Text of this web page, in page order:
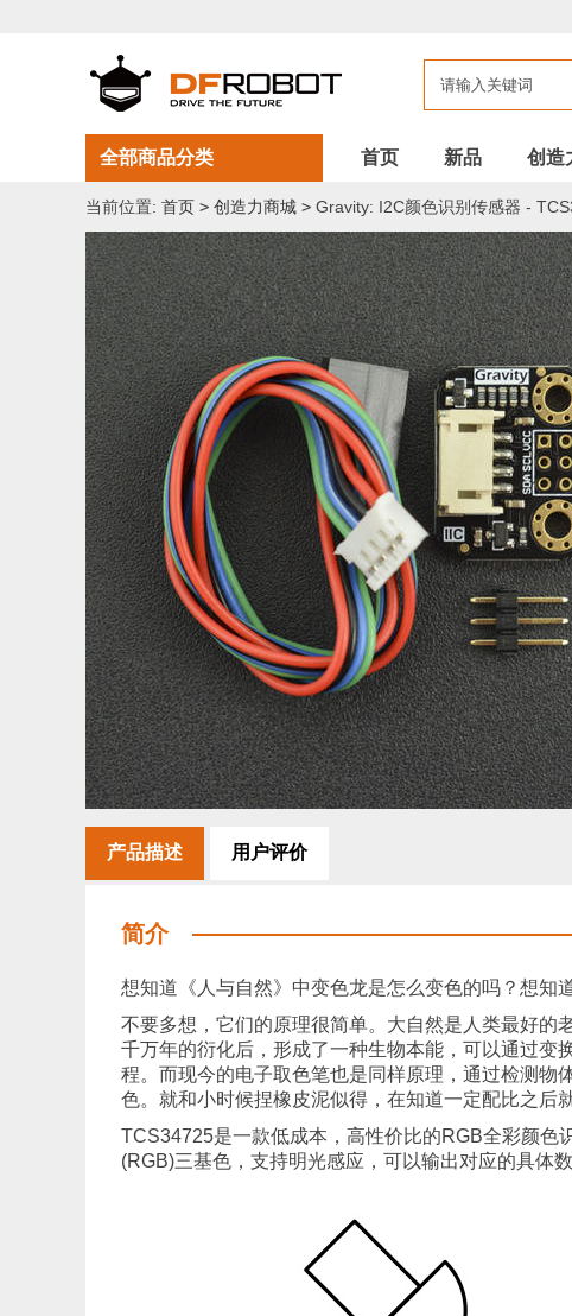
全部商品分类 首页 新品 创造
当前位置: 首页 > 创造力商城 > Gravity: I2C颜色识别传感器 -
产品描述 用户评价
简介
想知道《人与自然》中变色龙是怎么变色的吗？想知
不要多想，它们的原理很简单。大自然是人类最好的
千万年的衍化后，形成了一种生物本能，可以通过变
程。而现今的电子取色笔也是同样原理，通过检测物
色。就和小时候捏橡皮泥似得，在知道一定配比之后
TCS34725是一款低成本，高性价比的RGB全彩颜色
(RGB)三基色，支持明光感应，可以输出对应的具体